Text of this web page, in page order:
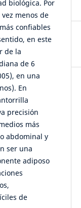
biológica. Por
menos de
confiables
en este
de la
de 6
en una
En
precisión
más
abdominal y
ser una
adiposo
de